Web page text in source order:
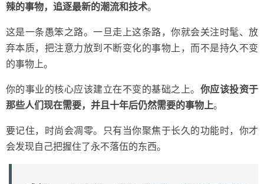
辣的事物，追逐最新的潮流和技术。
这是一条愚笨之路。一旦走上这条路，你就会关注时髦、放
弃本质，把注意力放到不断变化的事物上，而不是持久不变
的事物上。
你的事业的核心应该建立在不变的基础之上。 你应该投资于
那些人们现在需要，并且十年后仍然需要的事物上。
要记住，时尚会凋零。只有当你聚焦于长久的功能时，你才
会发现自己把握住了永不落伍的东西。